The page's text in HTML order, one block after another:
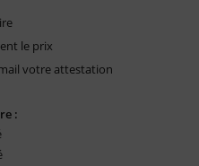
le prix
votre attestation
: